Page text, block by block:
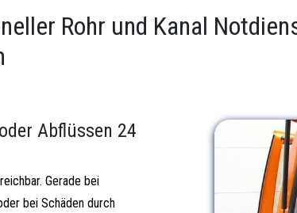
Rohr und Kanal
Abflüssen 24
Gerade bei
bei Schäden durch